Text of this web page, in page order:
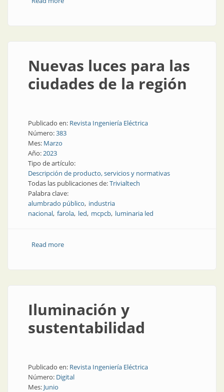
Nuevas luces para las
ciudades de la región
Publicado en: Revista Ingeniería Eléctrica
Número:383
Mes: Marzo
Año:2023
Tipo de artículo:
Descripción de producto, servicios y normativas
Todas las publicaciones de:Trivialtech
Palabra clave:
alumbrado público industria
nacional farola led mcpcb luminaria led
Read moreabout Nuevas luces para las ciudades de la región
Iluminación y
sustentabilidad
Publicado en: Revista Ingeniería Eléctrica
Número: Digital
Mes: Junio